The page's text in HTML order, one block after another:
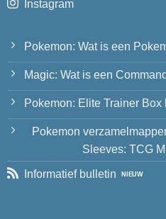
Instagram
Pokemon: Wat is een
Magic: Wat is een
Pokemon: Elite Trainer Box
Pokemon
Sleeves: TCG
Informatief bulletin